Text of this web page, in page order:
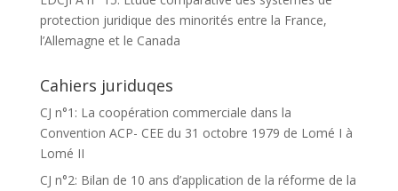
protection juridique des minorités entre la France,
l’Allemagne et le Canada
Cahiers juriduqes
CJ n°1: La coopération commerciale dans la
Convention ACP- CEE du 31 octobre 1979 de Lomé I à
Lomé II
CJ n°2: Bilan de 10 ans d’application de la réforme de la